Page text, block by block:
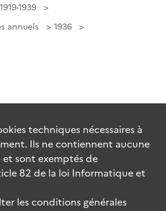
1939
annuels
1936
techniques nécessaires à
Ils ne contiennent aucune
sont exemptés de
82 de la loi Informatique et
les conditions générales